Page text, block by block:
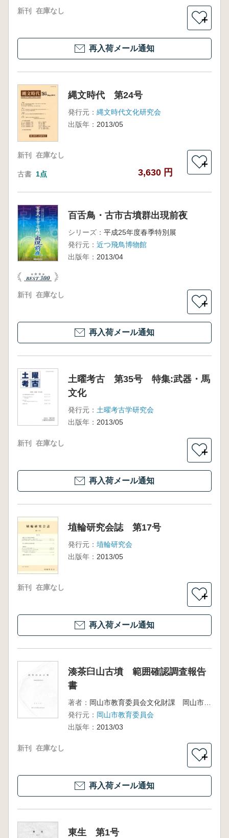
新刊 在庫なし
＋
再入荷メール通知
縄文時代 第24号
発行元： 縄文時代文化研究会
出版年： 2013/05
新刊 在庫なし
古書 1点 3,630 円
＋
百舌鳥・古市古墳群出現前夜
シリーズ： 平成25年度春季特別展
発行元： 近つ飛鳥博物館
出版年： 2013/04
新刊 在庫なし
＋
再入荷メール通知
土曜考古 第35号 特集:武器・馬
文化
発行元： 土曜考古学研究会
出版年： 2013/05
新刊 在庫なし
＋
再入荷メール通知
埴輪研究会誌 第17号
発行元： 埴輪研究会
出版年： 2013/05
新刊 在庫なし
＋
再入荷メール通知
湊茶臼山古墳 範囲確認調査報告
書
著者：
岡山市教育委員会文化財課 岡山市埋蔵文化財センター 編
発行元： 岡山市教育委員会
出版年： 2013/03
新刊 在庫なし
＋
再入荷メール通知
東生 第1号